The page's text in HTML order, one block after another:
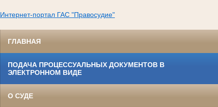
Интернет-портал ГАС "Правосудие"
ГЛАВНАЯ
ПОДАЧА ПРОЦЕССУАЛЬНЫХ ДОКУМЕНТОВ В
ЭЛЕКТРОННОМ ВИДЕ
О СУДЕ